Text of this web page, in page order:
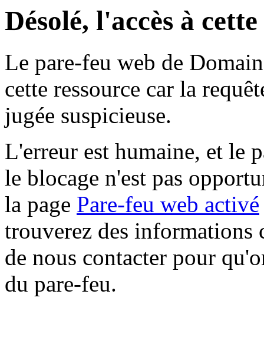
Désolé, l'accès à
Le pare-feu web de
cette ressource car la
jugée suspicieuse.
L'erreur est humaine, et le
le blocage n'est pas
la page Pare-feu web activé
trouverez des informations
de nous contacter pour
du pare-feu.